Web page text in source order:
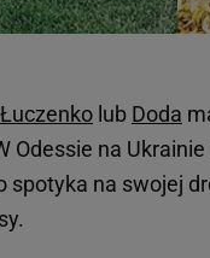
lub Doda
Odessie na
spotyka na swojej